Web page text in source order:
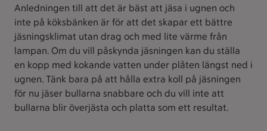
Anledningen till att det är bäst att jäsa i ugnen och
inte på köksbänken är för att det skapar ett bättre
jäsningsklimat utan drag och med lite värme från
lampan. Om du vill påskynda jäsningen kan du ställa
en kopp med kokande vatten under plåten längst ned i
ugnen. Tänk bara på att hålla extra koll på jäsningen
för nu jäser bullarna snabbare och du vill inte att
bullarna blir överjästa och platta som ett resultat.